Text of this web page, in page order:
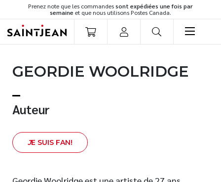
Prenez note que les commandessont expédiées une fois par
semaine et que nous utilisons Postes Canada.
Romans
Développement personnel
Spiritualité
Famille
Témoignages
GEORDIE WOOLRIDGE
Auteur
JE SUIS FAN!